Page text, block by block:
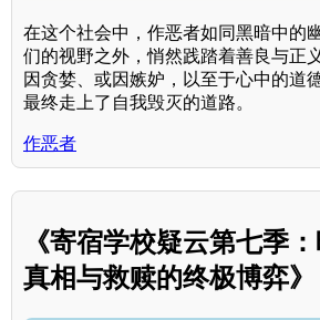
在这个社会中，作恶者如同黑暗中的
们的视野之外，悄然践踏着善良与正
因贪婪、或因嫉妒，以至于心中的道
最终走上了自我毁灭的道路。
作恶者
《寄宿学校疑云第七季
真相与救赎的终极博弈》